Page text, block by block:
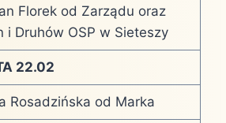
Florek od Zarządu oraz
i Druhów OSP w Sieteszy
22.02
Rosadzińska od Marka